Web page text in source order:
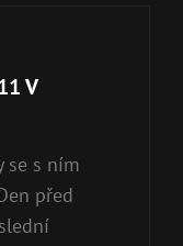
V
se s ním
před